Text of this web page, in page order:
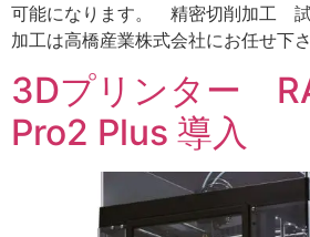
可能になります。 精密切削加工
加工は高橋産業株式会社にお任せ下さ
3Dプリンター
Pro2 Plus 導入